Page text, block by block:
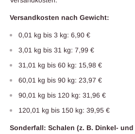
Versandkosten nach Gewicht:
0,01 kg bis 3 kg: 6,90 €
3,01 kg bis 31 kg: 7,99 €
31,01 kg bis 60 kg: 15,98 €
60,01 kg bis 90 kg: 23,97 €
90,01 kg bis 120 kg: 31,96 €
120,01 kg bis 150 kg: 39,95 €
Sonderfall: Schalen (z. B. Dinkel-